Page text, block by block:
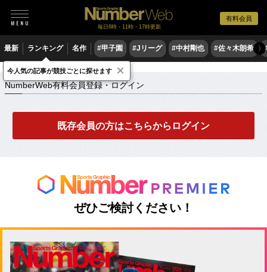
有料会員
毎日6時・11時・17時更新
最新 ランキング 名作 #甲子園 #Jリーグ #中村剛也 #佐々木朗希 〉
NumberWeb有料会員登録・ログイン
NumberWeb有料会員登録・ログイン
既存会員の方はこちらからログイン
ぜひご検討ください！
今人気の記事が競技ごとに探せます ×